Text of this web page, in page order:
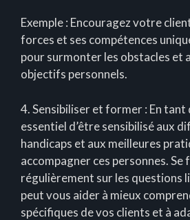
Exemple : Encouragez votre
forces et ses compétences
pour surmonter les obstacles et
objectifs personnels.
4. Sensibiliser et former : En tant
essentiel d’être sensibilisé aux
handicaps et aux meilleures
accompagner ces personnes. Se
régulièrement sur les questions
peut vous aider à mieux
spécifiques de vos clients et à